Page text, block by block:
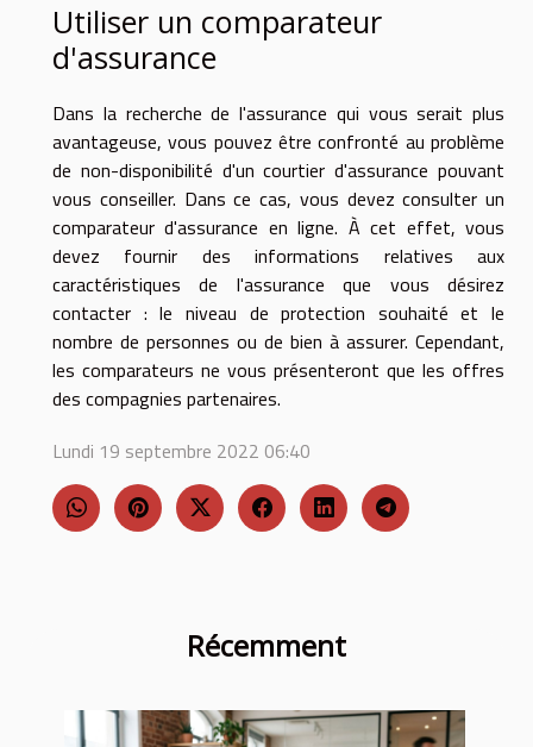
Récemment
Utiliser un comparateur
d'assurance
Dans la recherche de l'assurance qui vous serait plus
avantageuse, vous pouvez être confronté au problème
de non-disponibilité d'un courtier d'assurance pouvant
vous conseiller. Dans ce cas, vous devez consulter un
comparateur d'assurance en ligne. À cet effet, vous
devez fournir des informations relatives aux
caractéristiques de l'assurance que vous désirez
contacter : le niveau de protection souhaité et le
nombre de personnes ou de bien à assurer. Cependant,
les comparateurs ne vous présenteront que les offres
des compagnies partenaires.
Lundi 19 septembre 2022 06:40